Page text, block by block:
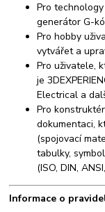
Pro
generátor G-
Pro hobby
vytvářet a
Pro uživatele,
je
Electrical a
Pro
dokumentaci,
(spojovací
tabulky,
(ISO, DIN,
Informace o